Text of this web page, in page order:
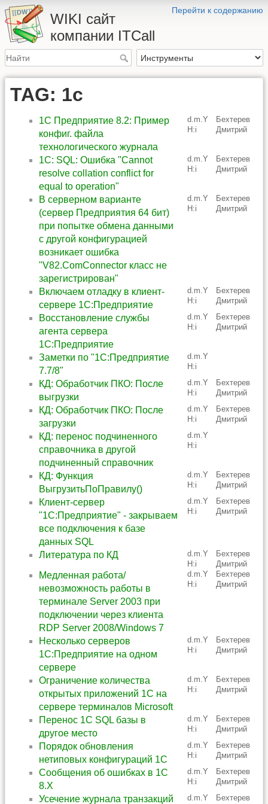
Перейти к содержанию
WIKI сайт
компании ITCall
TAG: 1c
1С Предприятие 8.2: Пример
конфиг. файла
технологического журнала
d.m.Y
H:i
Бехтерев
Дмитрий
1С: SQL: Ошибка "Cannot
resolve collation conflict for
equal to operation"
d.m.Y
H:i
Бехтерев
Дмитрий
В серверном варианте
(сервер Предприятия 64 бит)
при попытке обмена данными
с другой конфигурацией
возникает ошибка
"V82.ComConnector класс не
зарегистрирован"
d.m.Y
H:i
Бехтерев
Дмитрий
Включаем отладку в клиент-
сервере 1С:Предприятие
d.m.Y
H:i
Бехтерев
Дмитрий
Восстановление службы
агента сервера
1С:Предприятие
d.m.Y
H:i
Бехтерев
Дмитрий
Заметки по "1С:Предприятие
7.7/8"
d.m.Y
H:i
КД: Обработчик ПКО: После
выгрузки
d.m.Y
H:i
Бехтерев
Дмитрий
КД: Обработчик ПКО: После
загрузки
d.m.Y
H:i
Бехтерев
Дмитрий
КД: перенос подчиненного
справочника в другой
подчиненный справочник
d.m.Y
H:i
КД: Функция
ВыгрузитьПоПравилу()
d.m.Y
H:i
Бехтерев
Дмитрий
Клиент-сервер
"1С:Предприятие" - закрываем
все подключения к базе
данных SQL
d.m.Y
H:i
Бехтерев
Дмитрий
Литература по КД
d.m.Y
H:i
Бехтерев
Дмитрий
Медленная работа/
невозможность работы в
терминале Server 2003 при
подключении через клиента
RDP Server 2008/Windows 7
d.m.Y
H:i
Бехтерев
Дмитрий
Несколько серверов
1С:Предприятие на одном
сервере
d.m.Y
H:i
Бехтерев
Дмитрий
Ограничение количества
открытых приложений 1С на
сервере терминалов Microsoft
d.m.Y
H:i
Бехтерев
Дмитрий
Перенос 1С SQL базы в
другое место
d.m.Y
H:i
Бехтерев
Дмитрий
Порядок обновления
нетиповых конфигураций 1С
d.m.Y
H:i
Бехтерев
Дмитрий
Сообщения об ошибках в 1С
8.X
d.m.Y
H:i
Бехтерев
Дмитрий
Усечение журнала транзакций
d.m.Y
Бехтерев